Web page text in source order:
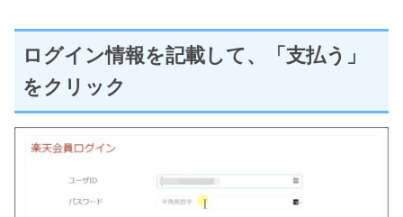
ログイン情報を記載して、「支払う」
をクリック